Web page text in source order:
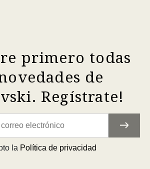
primero todas
de
Regístrate!
la Política de privacidad